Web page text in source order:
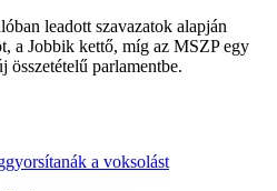
leadott szavazatok alapján
a Jobbik kettő, míg az MSZP egy
parlamentbe.
a voksolást